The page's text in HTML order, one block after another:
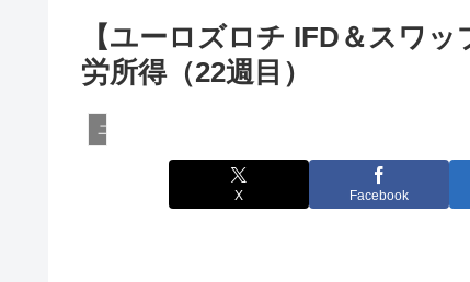
【ユーロズロチ IFD＆スワ
労所得（22週目）
ユーロズロチ
X Facebook